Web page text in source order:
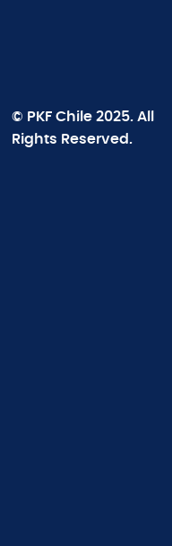
© PKF Chile 2025. All
Rights Reserved.